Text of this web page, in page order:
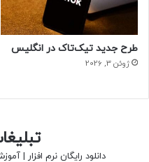
طرح جدید تیک‌تاک در انگلیس
ژوئن 3, 2026
دانلود رایگان نرم افزار |